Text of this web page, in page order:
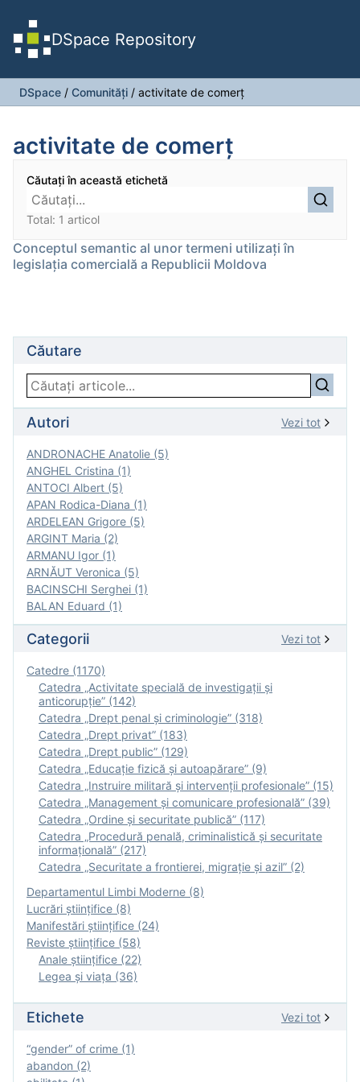
DSpace Repository
DSpace / Comunități / activitate de comerț
activitate de comerț
Căutați în această etichetă
Total: 1 articol
Conceptul semantic al unor termeni utilizați în
legislația comercială a Republicii Moldova
Căutare
Autori Vezi tot
ANDRONACHE Anatolie (5)
ANGHEL Cristina (1)
ANTOCI Albert (5)
APAN Rodica-Diana (1)
ARDELEAN Grigore (5)
ARGINT Maria (2)
ARMANU Igor (1)
ARNĂUT Veronica (5)
BACINSCHI Serghei (1)
BALAN Eduard (1)
Categorii Vezi tot
Catedre (1170)
Catedra „Activitate specială de investigaţii şi
anticorupție” (142)
Catedra „Drept penal și criminologie” (318)
Catedra „Drept privat” (183)
Catedra „Drept public” (129)
Catedra „Educație fizică şi autoapărare” (9)
Catedra „Instruire militară şi intervenţii profesionale” (15)
Catedra „Management și comunicare profesională” (39)
Catedra „Ordine și securitate publică” (117)
Catedra „Procedură penală, criminalistică și securitate
informațională” (217)
Catedra „Securitate a frontierei, migrație și azil” (2)
Departamentul Limbi Moderne (8)
Lucrări științifice (8)
Manifestări ştiinţifice (24)
Reviste ştiinţifice (58)
Anale ştiinţifice (22)
Legea şi viaţa (36)
Etichete Vezi tot
“gender” of crime (1)
abandon (2)